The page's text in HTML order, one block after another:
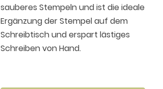
sauberes Stempeln und ist die ideale
Ergänzung der Stempel auf dem
Schreibtisch und erspart lästiges
Schreiben von Hand.